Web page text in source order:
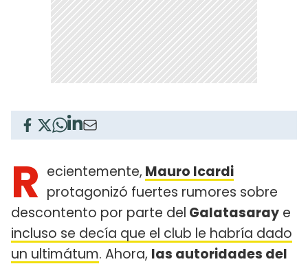
R ecientemente, Mauro Icardi
protagonizó fuertes rumores sobre
descontento por parte del Galatasaray e
incluso se decía que el club le habría dado
un ultimátum. Ahora, las autoridades del